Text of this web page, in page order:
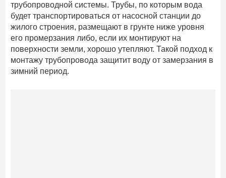
трубопроводной системы. Трубы, по которым вода
будет транспортироваться от насосной станции до
жилого строения, размещают в грунте ниже уровня
его промерзания либо, если их монтируют на
поверхности земли, хорошо утепляют. Такой подход к
монтажу трубопровода защитит воду от замерзания в
зимний период.